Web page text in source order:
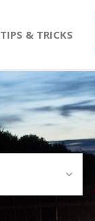
TIPS & TRICKS